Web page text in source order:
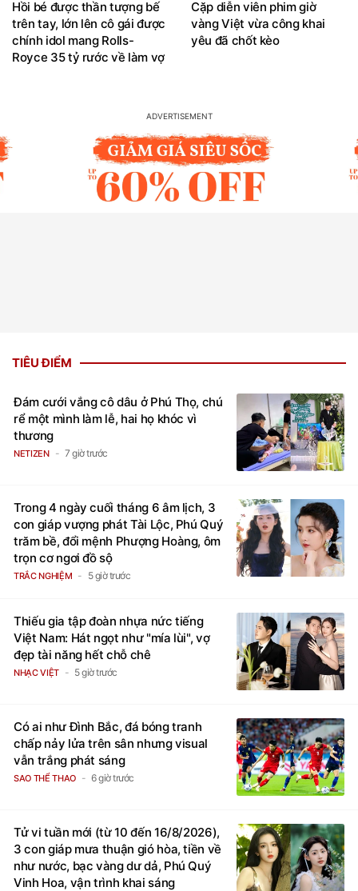
Hồi bé được thần tượng bế
trên tay, lớn lên cô gái được
chính idol mang Rolls-
Royce 35 tỷ rước về làm vợ
Cặp diễn viên phim giờ
vàng Việt vừa công khai
yêu đã chốt kèo
TIÊU ĐIỂM
Đám cưới vắng cô dâu ở Phú Thọ, chú
rể một mình làm lễ, hai họ khóc vì
thương
NETIZEN 7 giờ trước
Trong 4 ngày cuối tháng 6 âm lịch, 3
con giáp vượng phát Tài Lộc, Phú Quý
trăm bề, đổi mệnh Phượng Hoàng, ôm
trọn cơ ngơi đồ sộ
TRẮC NGHIỆM 5 giờ trước
Thiếu gia tập đoàn nhựa nức tiếng
Việt Nam: Hát ngọt như "mía lùi", vợ
đẹp tài năng hết chỗ chê
NHẠC VIỆT 5 giờ trước
Có ai như Đình Bắc, đá bóng tranh
chấp nảy lửa trên sân nhưng visual
vẫn trắng phát sáng
SAO THỂ THAO 6 giờ trước
Tử vi tuần mới (từ 10 đến 16/8/2026),
3 con giáp mưa thuận gió hòa, tiền về
như nước, bạc vàng dư dả, Phú Quý
Vinh Hoa, vận trình khai sáng